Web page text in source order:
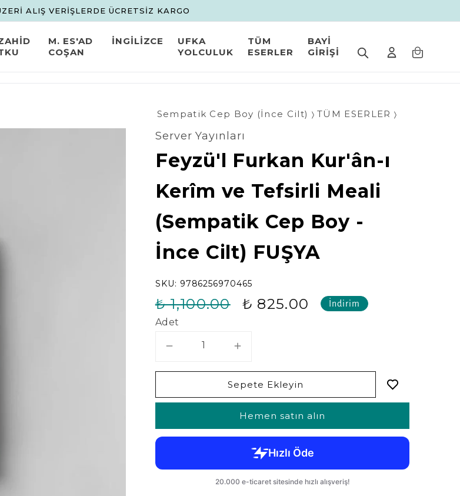
ALIŞ VERİŞLERDE ÜCRETSİZ KARGO
M. ES'AD
COŞAN
İNGİLİZCE
UFKA
YOLCULUK
TÜM
ESERLER
BAYİ
GİRİŞİ
Sempatik Cep Boy (İnce Cilt) TÜM ESERLER
Server Yayınları
Feyzü'l Furkan Kur'ân-ı
Kerîm ve Tefsirli Meali
(Sempatik Cep Boy -
İnce Cilt) FUŞYA
SKU: 9786256970465
₺ 1,100.00 ₺ 825.00 İndirim
Adet
Sepete Ekleyin
Hemen satın alın